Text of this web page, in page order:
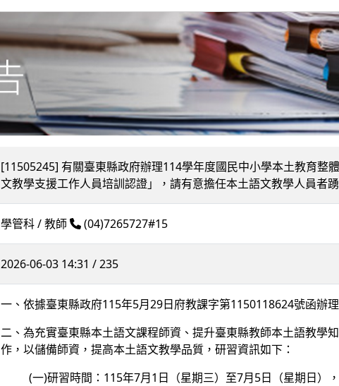
[11505245] 有關臺東縣政府辦理114學年度國民中小學本土教育
文教學支援工作人員培訓認證」，請有意擔任本土語文教學人員者
學管科 / 教師 (04)7265727#15
2026-06-03 14:31 / 235
一、依據臺東縣政府115年5月29日府教課字第1150118624號函辦理
二、為充實臺東縣本土語文課程師資、提升臺東縣教師本土語教學
作，以儲備師資，提高本土語文教學品質，研習資訊如下：
(一)研習時間：115年7月1日（星期三）至7月5日（星期日）